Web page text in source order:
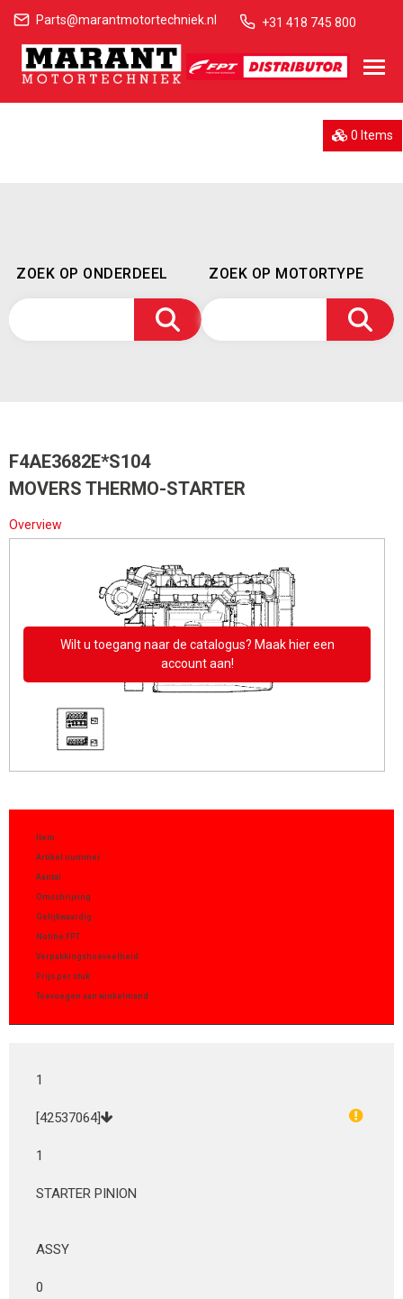
Parts@marantmotortechniek.nl +31 418 745 800
0 Items
ZOEK OP ONDERDEEL ZOEK OP MOTORTYPE
F4AE3682E*S104
MOVERS THERMO-STARTER
Overview
Wilt u toegang naar de catalogus? Maak hier een
account aan!
Item
Artikel nummer
Aantal
Omschrijving
Gelijkwaardig
Notitie FPT
Verpakkingshoeveelheid
Prijs per stuk
Toevoegen aan winkelmand
1
[42537064]
1
STARTER PINION
ASSY
0